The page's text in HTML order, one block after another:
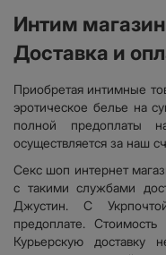
Интим
Доставка и
Приобретая интимные
эротическое белье на
полной предоплаты
осуществляется за наш
Секс шоп интернет
с такими службами
Джустин. С
предоплате.
Курьерскую доставку